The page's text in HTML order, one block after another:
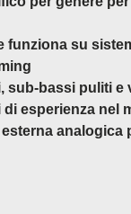
funziona su
sub-bassi puliti e
di esperienza nel
analogica